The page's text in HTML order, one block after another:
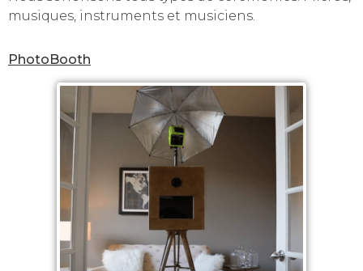
musiques, instruments et musiciens.
PhotoBooth